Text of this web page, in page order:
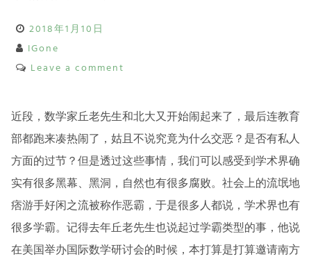
2018年1月10日
IGone
Leave a comment
近段，数学家丘老先生和北大又开始闹起来了，最后连教育
部都跑来凑热闹了，姑且不说究竟为什么交恶？是否有私人
方面的过节？但是透过这些事情，我们可以感受到学术界确
实有很多黑幕、黑洞，自然也有很多腐败。社会上的流氓地
痞游手好闲之流被称作恶霸，于是很多人都说，学术界也有
很多学霸。记得去年丘老先生也说起过学霸类型的事，他说
在美国举办国际数学研讨会的时候，本打算是打算邀请南方